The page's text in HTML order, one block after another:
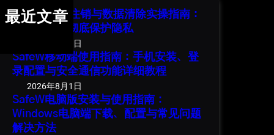
最近文章
SafeW 账号注销与数据清除实操指南：
安全退出并彻底保护隐私
2026年8月1日
SafeW移动端使用指南：手机安装、登
录配置与安全通信功能详细教程
2026年8月1日
SafeW电脑版安装与使用指南：
Windows电脑端下载、配置与常见问题
解决方法